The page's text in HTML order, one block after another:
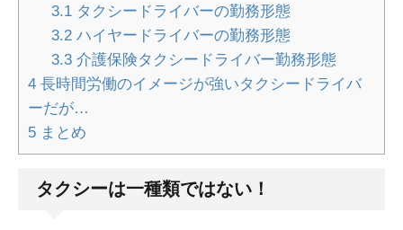
3.1タクシードライバーの勤務形態
3.2ハイヤードライバーの勤務形態
3.3介護保険タクシードライバー勤務形態
4 長時間労働のイメージが強いタクシードライバ
ーだが…
5 まとめ
タクシーは一種類ではない！